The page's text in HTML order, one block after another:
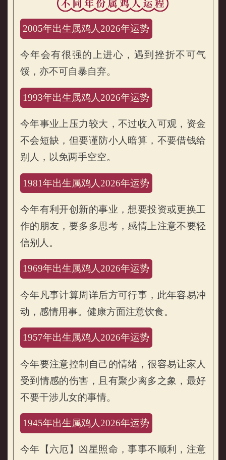
不同年份属鸡人2026年运程
2005年出生属鸡人2026年运势
今年会有很强的上进心，遇到挫折不可气
馁，亦不可自暴自弃。
1993年出生属鸡人2026年运势
今年事业上压力较大，不过收入可观，资金
不会短缺，但要谨防小人暗算，不要借钱给
别人，以免两手空空。
1981年出生属鸡人2026年运势
今年有利开创新的事业，想要投资或更换工
作的朋友，要多多思考，感情上注意不要轻
信别人。
1969年出生属鸡人2026年运势
今年凡事计算周详后方可行事，此年容易冲
动，感情用事。健康方面注意饮食。
1957年出生属鸡人2026年运势
今年要注意控制自己的情绪，很容易让家人
受到情感的伤害，且有聚少离多之象，最好
不要干涉儿女的事情。
1945年出生属鸡人2026年运势
今年【六厄】凶星照命，事事不顺利，注意